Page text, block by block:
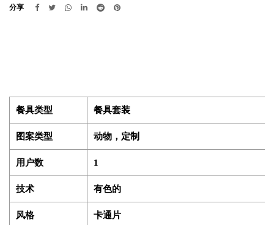
分享
餐具类型 餐具套装
图案类型 动物，定制
用户数 1
技术 有色的
风格 卡通片